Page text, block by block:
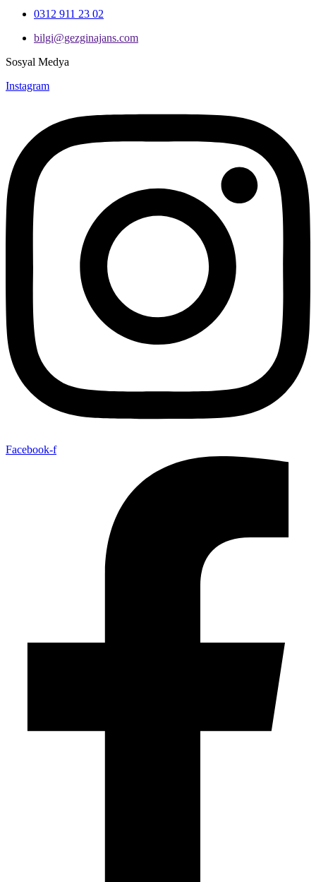
0312 911 23 02
bilgi@gezginajans.com
Sosyal Medya
Instagram
Facebook-f